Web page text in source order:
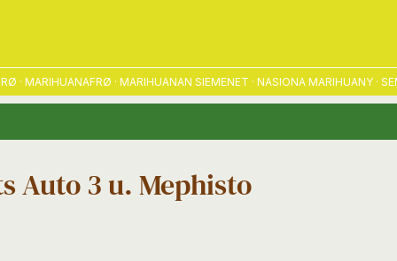
· MARIHUANAN SIEMENET · NASIONA MARIHUANY ·
Auto 3 u. Mephisto